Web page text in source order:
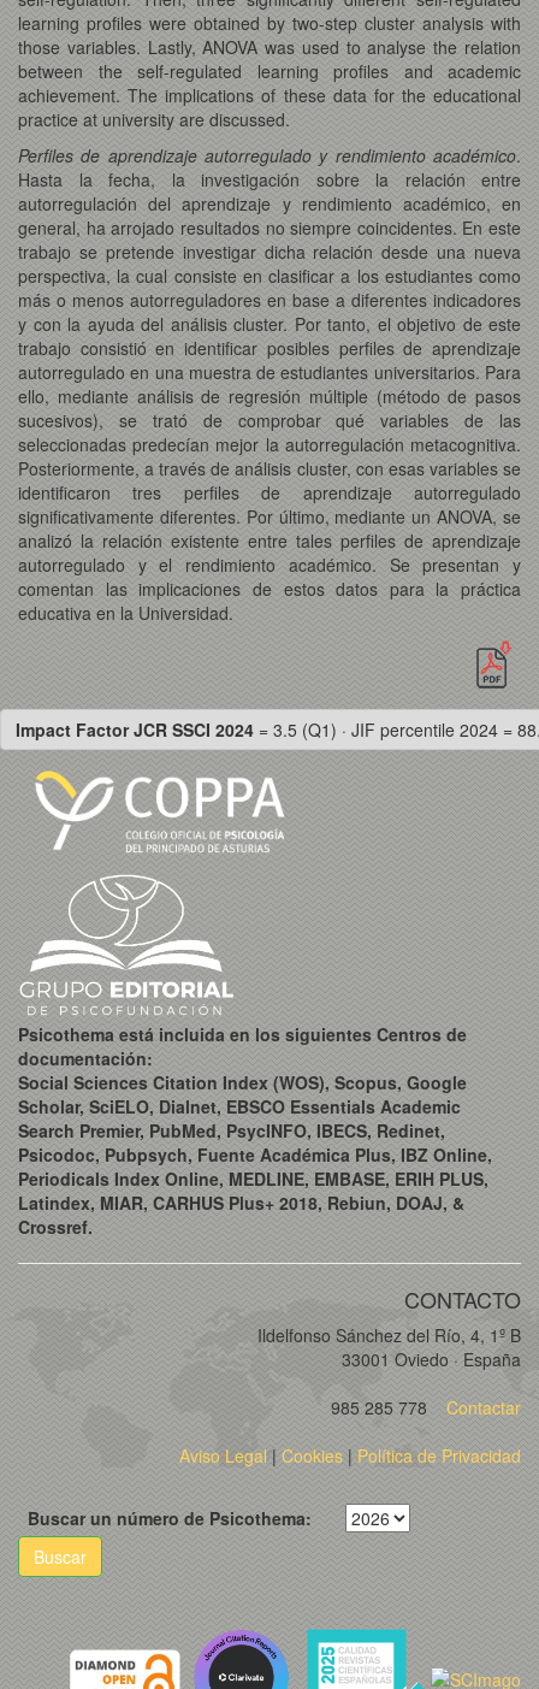
learning profiles were obtained by two-step cluster analysis with
those variables. Lastly, ANOVA was used to analyse the relation
between the self-regulated learning profiles and academic
achievement. The implications of these data for the educational
practice at university are discussed.
Perfiles de aprendizaje autorregulado y rendimiento académico.
Hasta la fecha, la investigación sobre la relación entre
autorregulación del aprendizaje y rendimiento académico, en
general, ha arrojado resultados no siempre coincidentes. En este
trabajo se pretende investigar dicha relación desde una nueva
perspectiva, la cual consiste en clasificar a los estudiantes como
más o menos autorreguladores en base a diferentes indicadores
y con la ayuda del análisis cluster. Por tanto, el objetivo de este
trabajo consistió en identificar posibles perfiles de aprendizaje
autorregulado en una muestra de estudiantes universitarios. Para
ello, mediante análisis de regresión múltiple (método de pasos
sucesivos), se trató de comprobar qué variables de las
seleccionadas predecían mejor la autorregulación metacognitiva.
Posteriormente, a través de análisis cluster, con esas variables se
identificaron tres perfiles de aprendizaje autorregulado
significativamente diferentes. Por último, mediante un ANOVA, se
analizó la relación existente entre tales perfiles de aprendizaje
autorregulado y el rendimiento académico. Se presentan y
comentan las implicaciones de estos datos para la práctica
educativa en la Universidad.
Impact Factor JCR SSCI 2024 = 3.5 (Q1) · JIF percentile 2024 =
Psicothema está incluida en los siguientes Centros de
documentación:
Social Sciences Citation Index (WOS), Scopus, Google
Scholar, SciELO, Dialnet, EBSCO Essentials Academic
Search Premier, PubMed, PsycINFO, IBECS, Redinet,
Psicodoc, Pubpsych, Fuente Académica Plus, IBZ Online,
Periodicals Index Online, MEDLINE, EMBASE, ERIH PLUS,
Latindex, MIAR, CARHUS Plus+ 2018, Rebiun, DOAJ, &
Crossref.
CONTACTO
Ildelfonso Sánchez del Río, 4, 1º B
33001 Oviedo · España
985 285 778
Contactar
Aviso Legal| Cookies | Política de Privacidad
Buscar un número de Psicothema:
Buscar